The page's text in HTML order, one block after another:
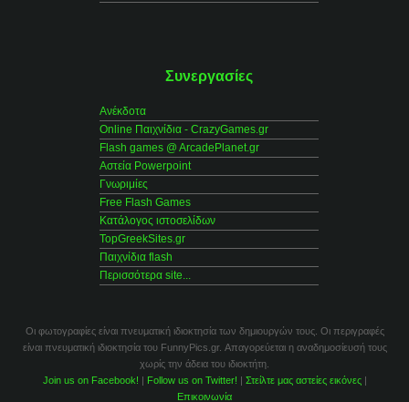
Συνεργασίες
Ανέκδοτα
Online Παιχνίδια - CrazyGames.gr
Flash games @ ArcadePlanet.gr
Αστεία Powerpoint
Γνωριμίες
Free Flash Games
Κατάλογος ιστοσελίδων
TopGreekSites.gr
Παιχνίδια flash
Περισσότερα site...
Οι φωτογραφίες είναι πνευματική ιδιοκτησία των δημιουργών τους. Οι περιγραφές
είναι πνευματική ιδιοκτησία του FunnyPics.gr. Απαγορεύεται η αναδημοσίευσή τους
χωρίς την άδεια του ιδιοκτήτη.
Join us on Facebook! | Follow us on Twitter! | Στείλτε μας αστείες εικόνες|
Επικοινωνία